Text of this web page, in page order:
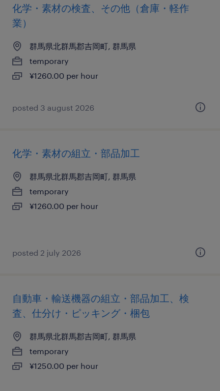
化学・素材の検査、その他（倉庫・軽作
業）
群馬県北群馬郡吉岡町, 群馬県
temporary
¥1260.00 per hour
posted 3 august 2026
化学・素材の組立・部品加工
群馬県北群馬郡吉岡町, 群馬県
temporary
¥1260.00 per hour
posted 2 july 2026
自動車・輸送機器の組立・部品加工、検
査、仕分け・ピッキング・梱包
群馬県北群馬郡吉岡町, 群馬県
temporary
¥1250.00 per hour